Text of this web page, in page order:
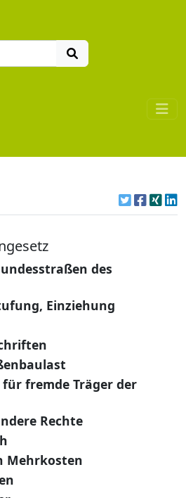
des
Einziehung
fremde Träger der
Rechte
Mehrkosten